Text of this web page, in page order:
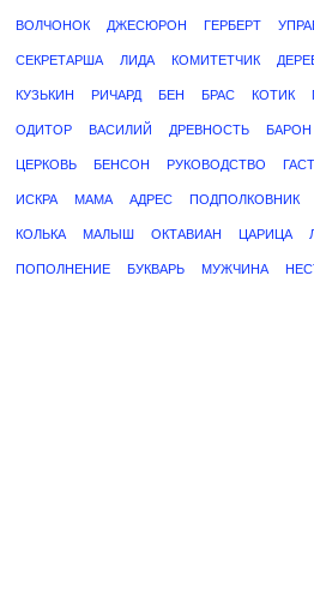
ВОЛЧОНОК ДЖЕСЮРОН ГЕРБЕРТ
СЕКРЕТАРША ЛИДА КОМИТЕТЧИК
КУЗЬКИН РИЧАРД БЕН БРАС КОТИК
ОДИТОР ВАСИЛИЙ ДРЕВНОСТЬ БАРОН
ЦЕРКОВЬ БЕНСОН РУКОВОДСТВО
ИСКРА МАМА АДРЕС ПОДПОЛКОВНИК
КОЛЬКА МАЛЫШ ОКТАВИАН ЦАРИЦА
ПОПОЛНЕНИЕ БУКВАРЬ МУЖЧИНА